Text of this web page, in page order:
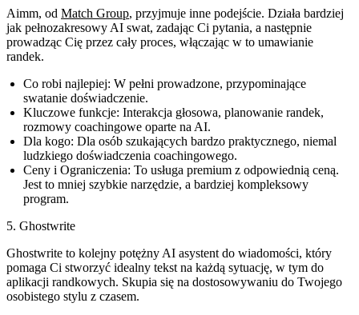
Aimm, od Match Group, przyjmuje inne podejście. Działa bardziej
jak pełnozakresowy AI swat, zadając Ci pytania, a następnie
prowadząc Cię przez cały proces, włączając w to umawianie
randek.
Co robi najlepiej: W pełni prowadzone, przypominające
swatanie doświadczenie.
Kluczowe funkcje: Interakcja głosowa, planowanie randek,
rozmowy coachingowe oparte na AI.
Dla kogo: Dla osób szukających bardzo praktycznego, niemal
ludzkiego doświadczenia coachingowego.
Ceny i Ograniczenia: To usługa premium z odpowiednią ceną.
Jest to mniej szybkie narzędzie, a bardziej kompleksowy
program.
5. Ghostwrite
Ghostwrite to kolejny potężny AI asystent do wiadomości, który
pomaga Ci stworzyć idealny tekst na każdą sytuację, w tym do
aplikacji randkowych. Skupia się na dostosowywaniu do Twojego
osobistego stylu z czasem.